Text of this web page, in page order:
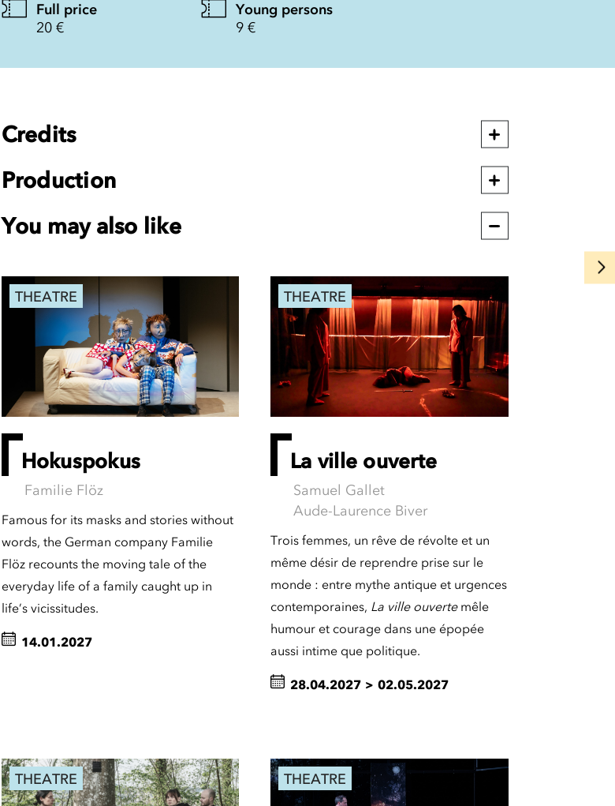
Full price
20 €
Young persons
9 €
Credits
Production
You may also like
THEATRE
Hokuspokus
Familie Flöz
Famous for its masks and stories without
words, the German company Familie
Flöz recounts the moving tale of the
everyday life of a family caught up in
life’s vicissitudes.
14.01.2027
THEATRE
La ville ouverte
Samuel Gallet
Aude-Laurence Biver
Trois femmes, un rêve de révolte et un
même désir de reprendre prise sur le
monde : entre mythe antique et urgences
contemporaines, La ville ouvertemêle
humour et courage dans une épopée
aussi intime que politique.
28.04.2027 > 02.05.2027
THEATRE THEATRE